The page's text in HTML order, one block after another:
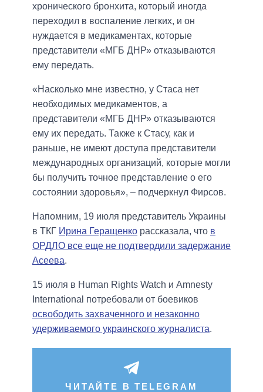
хронического бронхита, который иногда
переходил в воспаление легких, и он
нуждается в медикаментах, которые
представители «МГБ ДНР» отказываются
ему передать.
«Насколько мне известно, у Стаса нет
необходимых медикаментов, а
представители «МГБ ДНР» отказываются
ему их передать. Также к Стасу, как и
раньше, не имеют доступа представители
международных организаций, которые могли
бы получить точное представление о его
состоянии здоровья», – подчеркнул Фирсов.
Напомним, 19 июля представитель Украины
в ТКГ Ирина Геращенко рассказала, что в
ОРДЛО все еще не подтвердили задержание
Асеева.
15 июля в Human Rights Watch и Amnesty
International потребовали от боевиков
освободить захваченного и незаконно
удерживаемого украинского журналиста.
ЧИТАЙТЕ В TELEGRAM